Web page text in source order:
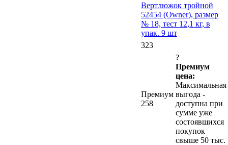
Вертлюжок тройной
52454 (Owner), размер
№ 18, тест 12,1 кг, в
упак. 9 шт
323
Премиум
258
?
Премиум
цена:
Максимальная
выгода -
доступна при
сумме уже
состоявшихся
покупок
свыше 50 тыс.